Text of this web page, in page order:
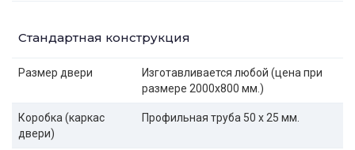
Стандартная конструкция
Размер двери
Изготавливается любой (цена при
размере 2000x800 мм.)
Коробка (каркас
двери)
Профильная труба 50 х 25 мм.